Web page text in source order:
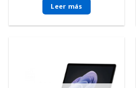
Leer más